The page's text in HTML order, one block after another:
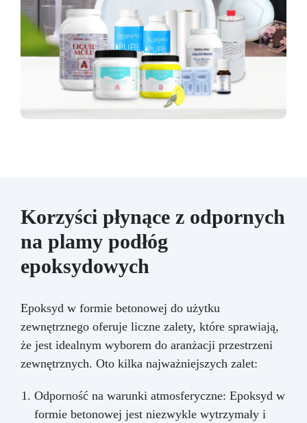
Korzyści płynące z odpornych
na plamy podłóg
epoksydowych
Epoksyd w formie betonowej do użytku
zewnętrznego oferuje liczne zalety, które sprawiają,
że jest idealnym wyborem do aranżacji przestrzeni
zewnętrznych. Oto kilka najważniejszych zalet:
Odporność na warunki atmosferyczne: Epoksyd w
formie betonowej jest niezwykle wytrzymały i